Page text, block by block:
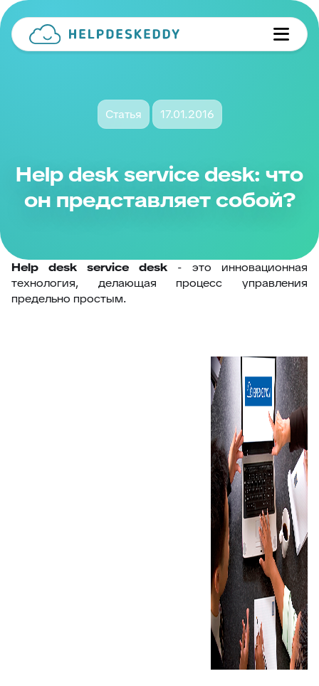
Статья 17.01.2016
Help desk service desk: что
он представляет собой?
Help desk service desk - это инновационная
технология, делающая процесс управления
предельно простым.